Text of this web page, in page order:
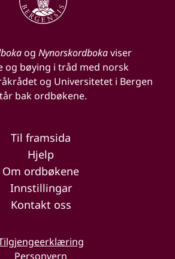
og Nynorskordbokaviser
og bøying i tråd med norsk
og Universitetet i Bergen
bak ordbøkene.
Til framsida
Hjelp
Om ordbøkene
Innstillingar
Kontakt oss
Personvern